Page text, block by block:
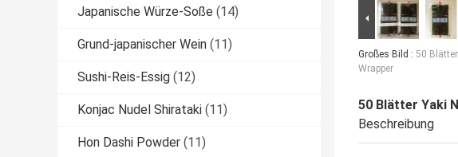
Japanische Würze-Soße (14)
Grund-japanischer Wein (11)
Sushi-Reis-Essig (12)
Konjac Nudel Shirataki (11)
Hon Dashi Powder (11)
Großes Bild : 50
Wrapper
50 Blätter Yaki
Beschreibung